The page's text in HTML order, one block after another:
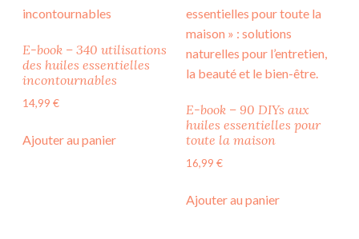
E-book – 340 utilisations
des huiles essentielles
incontournables
14,99 €
Ajouter au panier
E-book – 90 DIYs aux
huiles essentielles pour
toute la maison
16,99 €
Ajouter au panier